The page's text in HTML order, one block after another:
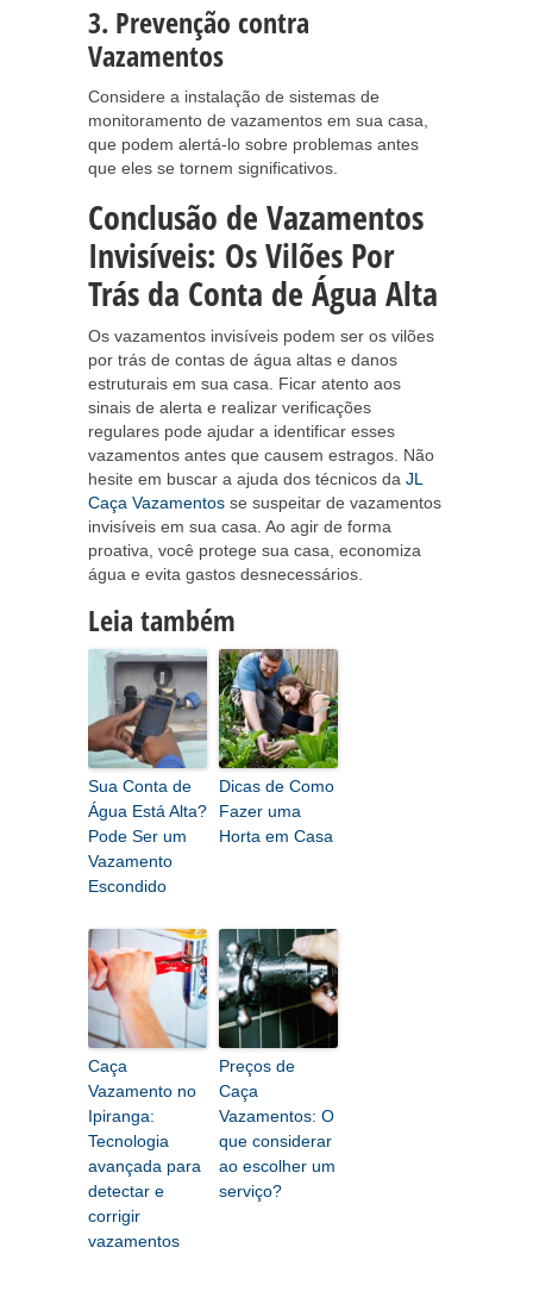
3. Prevenção contra
Vazamentos
Considere a instalação de sistemas de
monitoramento de vazamentos em sua casa,
que podem alertá-lo sobre problemas antes
que eles se tornem significativos.
Conclusão de Vazamentos
Invisíveis: Os Vilões Por
Trás da Conta de Água Alta
Os vazamentos invisíveis podem ser os vilões
por trás de contas de água altas e danos
estruturais em sua casa. Ficar atento aos
sinais de alerta e realizar verificações
regulares pode ajudar a identificar esses
vazamentos antes que causem estragos. Não
hesite em buscar a ajuda dos técnicos da JL
Caça Vazamentos se suspeitar de vazamentos
invisíveis em sua casa. Ao agir de forma
proativa, você protege sua casa, economiza
água e evita gastos desnecessários.
Leia também
Sua Conta de
Água Está Alta?
Pode Ser um
Vazamento
Escondido
Dicas de Como
Fazer uma
Horta em Casa
Caça
Vazamento no
Ipiranga:
Tecnologia
avançada para
detectar e
corrigir
vazamentos
Preços de
Caça
Vazamentos: O
que considerar
ao escolher um
serviço?